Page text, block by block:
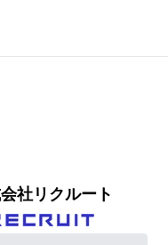
社リクルート